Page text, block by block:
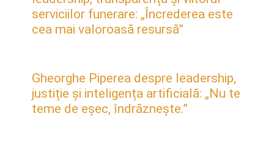
serviciilor funerare: „Încrederea este
cea mai valoroasă resursă”
Gheorghe Piperea despre leadership,
justiție și inteligența artificială: „Nu te
teme de eșec, îndrăznește.”